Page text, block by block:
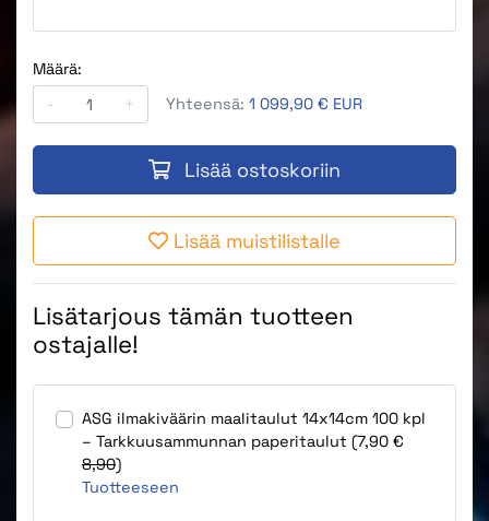
Määrä:
-
+ Yhteensä: 1 099,90 € EUR
Lisää ostoskoriin
Lisää muistilistalle
Lisätarjous tämän tuotteen
ostajalle!
ASG ilmakiväärin maalitaulut 14x14cm 100 kpl
– Tarkkuusammunnan paperitaulut (7,90 €
8,90)
Tuotteeseen